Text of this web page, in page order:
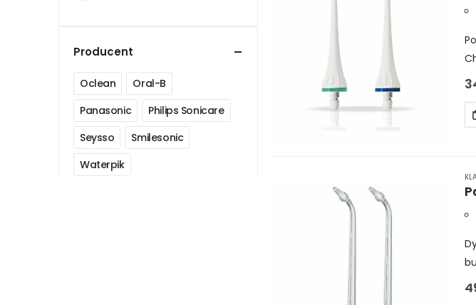
Producent
Oclean
Oral-B
Panasonic
Philips Sonicare
Seysso
Smilesonic
Waterpik